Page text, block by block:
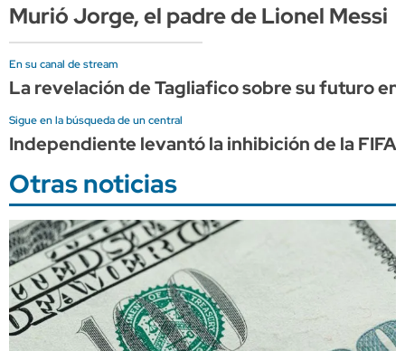
Murió Jorge, el padre de Lionel Messi
En su canal de stream
La revelación de Tagliafico sobre su futuro
Sigue en la búsqueda de un central
Independiente levantó la inhibición de la
Otras noticias